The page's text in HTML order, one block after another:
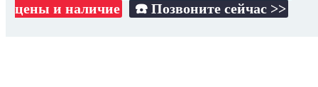
цены и наличие
☎️ Позвоните сейчас >>